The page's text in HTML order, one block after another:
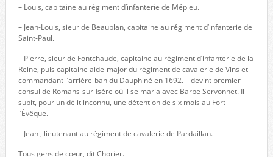
– Louis, capitaine au régiment d’infanterie de Mépieu.
– Jean-Louis, sieur de Beauplan, capitaine au régiment d’infanterie de
Saint-Paul.
– Pierre, sieur de Fontchaude, capitaine au régiment d’infanterie de la
Reine, puis capitaine aide-major du régiment de cavalerie de Vins et
commandant l’arrière-ban du Dauphiné en 1692. ll devint premier
consul de Romans-sur-Isère où il se maria avec Barbe Servonnet. Il
subit, pour un délit inconnu, une détention de six mois au Fort-
l’Évêque.
– Jean , lieutenant au régiment de cavalerie de Pardaillan.
Tous gens de cœur, dit Chorier.